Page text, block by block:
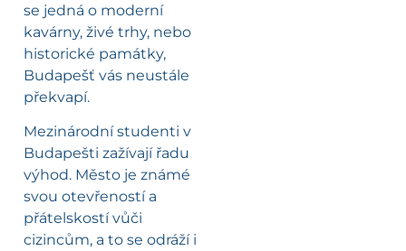
se jedná o moderní
kavárny, živé trhy, nebo
historické památky,
Budapešť vás neustále
překvapí.
Mezinárodní studenti v
Budapešti zažívají řadu
výhod. Město je známé
svou otevřeností a
přátelskostí vůči
cizincům, a to se odráží i